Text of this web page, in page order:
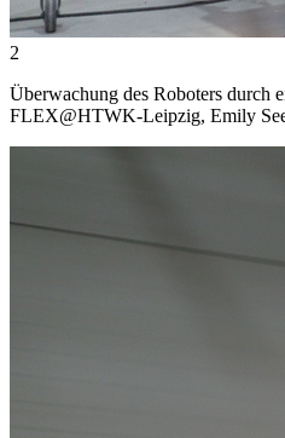
2
Überwachung des Roboters durch
FLEX@HTWK-Leipzig, Emily